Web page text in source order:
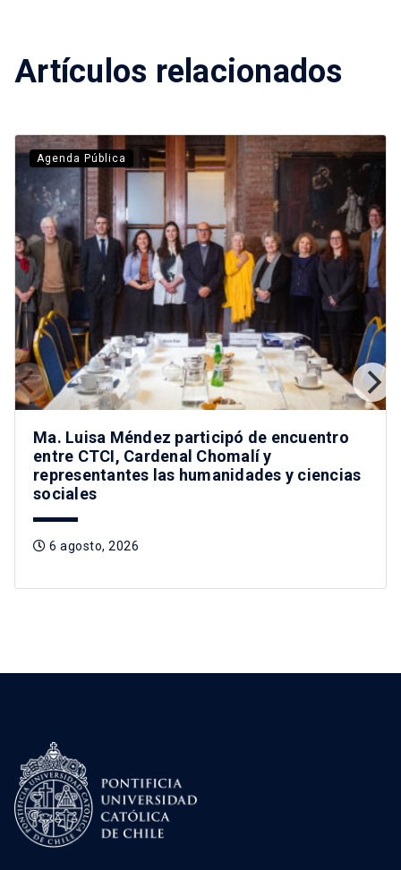
Artículos relacionados
Agenda Pública
Ma. Luisa Méndez participó de encuentro
entre CTCI, Cardenal Chomalí y
representantes las humanidades y ciencias
sociales
6 agosto, 2026